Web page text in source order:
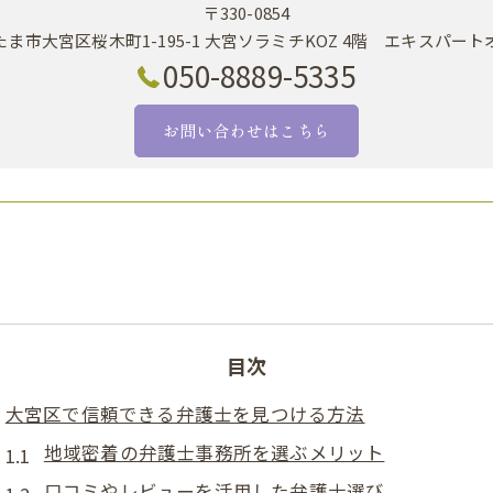
〒330-0854
ま市大宮区桜木町1-195-1 大宮ソラミチKOZ 4階 エキスパート
050-8889-5335
お問い合わせはこちら
目次
大宮区で信頼できる弁護士を見つける方法
地域密着の弁護士事務所を選ぶメリット